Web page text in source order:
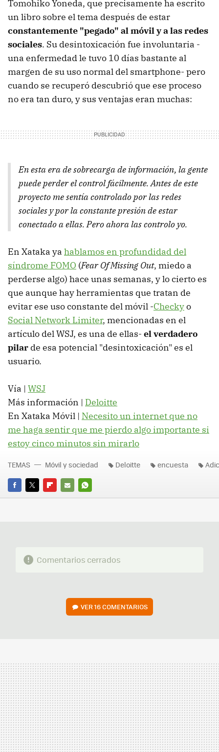
Tomohiko Yoneda, que precisamente ha escrito
un libro sobre el tema después de estar
constantemente "pegado" al móvil y a las redes
sociales. Su desintoxicación fue involuntaria -
una enfermedad le tuvo 10 días bastante al
margen de su uso normal del smartphone- pero
cuando se recuperó descubrió que ese proceso
no era tan duro, y sus ventajas eran muchas:
En esta era de sobrecarga de información, la gente
puede perder el control fácilmente. Antes de este
proyecto me sentía controlado por las redes
sociales y por la constante presión de estar
conectado a ellas. Pero ahora las controlo yo.
En Xataka ya hablamos en profundidad del
síndrome FOMO (Fear Of Missing Out, miedo a
perderse algo) hace unas semanas, y lo cierto es
que aunque hay herramientas que tratan de
evitar ese uso constante del móvil -Checkyo
Social Network Limiter, mencionadas en el
artículo del WSJ, es una de ellas- el verdadero
pilar de esa potencial "desintoxicación" es el
usuario.
Vía | WSJ
Más información | Deloitte
En Xataka Móvil | Necesito un internet que no
me haga sentir que me pierdo algo importante si
estoy cinco minutos sin mirarlo
FACEBOOK
TWITTERFLIPBOARD
E-
WHATSAPP
TEMAS Móvil y sociedad Deloitte encuesta
Comentarios cerrados
VER16 COMENTARIOS